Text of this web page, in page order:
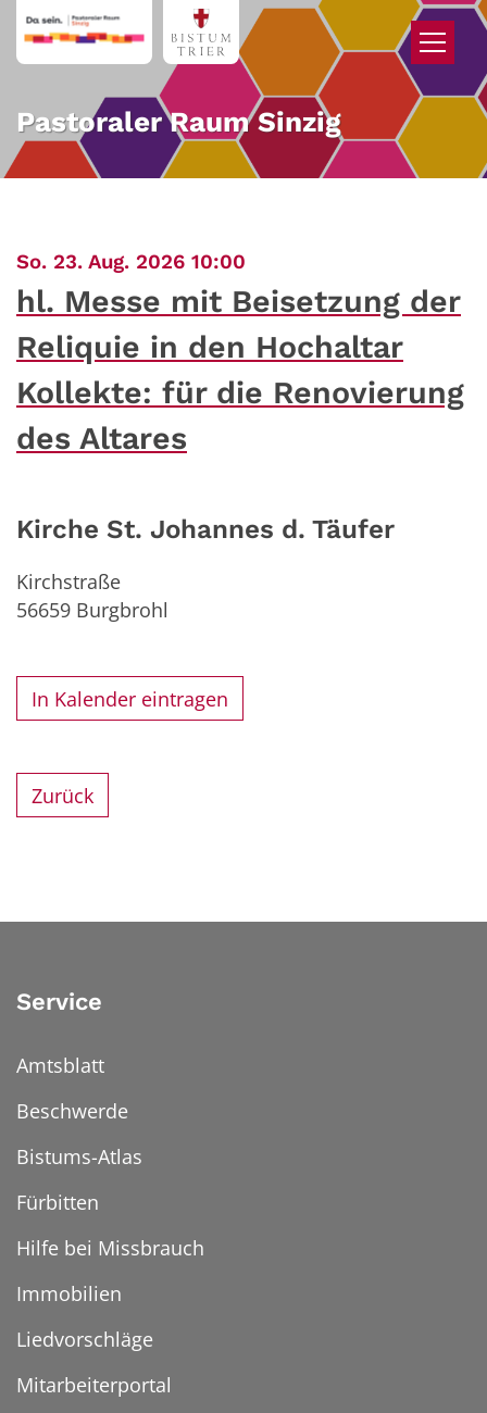
Zum Inhalt springen
Pastoraler Raum Sinzig
So. 23. Aug. 2026 10:00
hl. Messe mit Beisetzung der
Reliquie in den Hochaltar
Kollekte: für die Renovierung
des Altares
Kirche St. Johannes d. Täufer
Kirchstraße
56659 Burgbrohl
In Kalender eintragen
Zurück
Service
Amtsblatt
Beschwerde
Bistums-Atlas
Fürbitten
Hilfe bei Missbrauch
Immobilien
Liedvorschläge
Mitarbeiterportal